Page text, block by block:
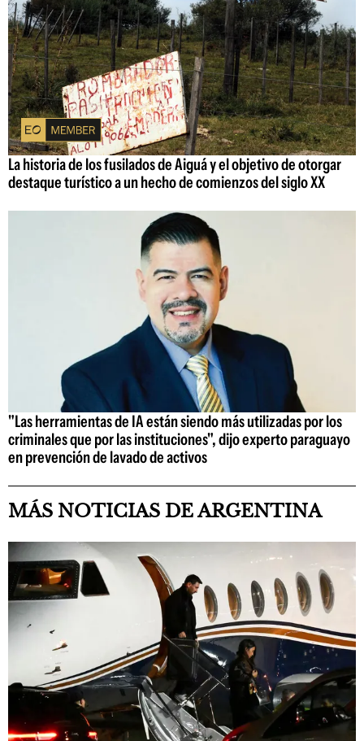
La historia de los fusilados de Aiguá y el objetivo de otorgar
destaque turístico a un hecho de comienzos del siglo XX
"Las herramientas de IA están siendo más utilizadas por los
criminales que por las instituciones", dijo experto paraguayo
en prevención de lavado de activos
MÁS NOTICIAS DE ARGENTINA